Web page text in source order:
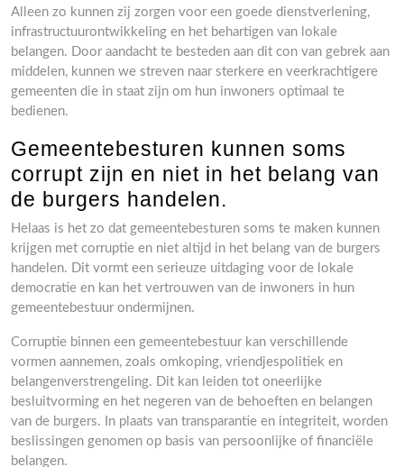
Alleen zo kunnen zij zorgen voor een goede dienstverlening,
infrastructuurontwikkeling en het behartigen van lokale
belangen. Door aandacht te besteden aan dit con van gebrek aan
middelen, kunnen we streven naar sterkere en veerkrachtigere
gemeenten die in staat zijn om hun inwoners optimaal te
bedienen.
Gemeentebesturen kunnen soms
corrupt zijn en niet in het belang van
de burgers handelen.
Helaas is het zo dat gemeentebesturen soms te maken kunnen
krijgen met corruptie en niet altijd in het belang van de burgers
handelen. Dit vormt een serieuze uitdaging voor de lokale
democratie en kan het vertrouwen van de inwoners in hun
gemeentebestuur ondermijnen.
Corruptie binnen een gemeentebestuur kan verschillende
vormen aannemen, zoals omkoping, vriendjespolitiek en
belangenverstrengeling. Dit kan leiden tot oneerlijke
besluitvorming en het negeren van de behoeften en belangen
van de burgers. In plaats van transparantie en integriteit, worden
beslissingen genomen op basis van persoonlijke of financiële
belangen.